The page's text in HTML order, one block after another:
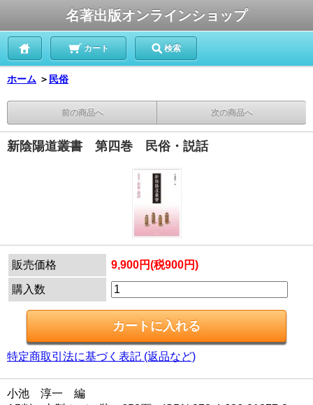
名著出版オンラインショップ
カート 検索
ホーム ＞ 民俗
前の商品へ 次の商品へ
新陰陽道叢書 第四巻 民俗・説話
販売価格 9,900円(税900円)
購入数
特定商取引法に基づく表記 (返品など)
小池 淳一 編